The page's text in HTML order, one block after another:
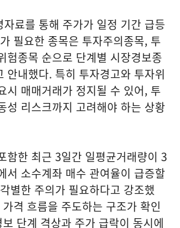
료를 통해 주가가 일정 기간 급등
필요한 종목은 투자주의종목, 투
험종목 순으로 단계별 시장경보종
안내했다. 특히 투자경고와 투자위
시 매매거래가 정지될 수 있어, 투
성 리스크까지 고려해야 하는 상황
함한 최근 3일간 일평균거래량이 3
서 소수계좌 매수 관여율이 급증할
별한 주의가 필요하다고 강조했
격 흐름을 주도하는 구조가 확인
단계 격상과 주가 급락이 동시에